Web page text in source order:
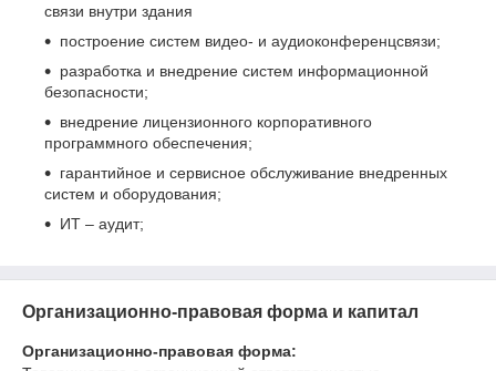
связи внутри здания
построение систем видео- и аудиоконференцсвязи;
разработка и внедрение систем информационной
безопасности;
внедрение лицензионного корпоративного
программного обеспечения;
гарантийное и сервисное обслуживание внедренных
систем и оборудования;
ИТ – аудит;
Организационно-правовая форма и капитал
Организационно-правовая форма: